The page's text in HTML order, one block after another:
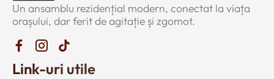
Un ansamblu rezidențial modern, conectat la viața
orașului, dar ferit de agitație și zgomot.
Link-uri utile